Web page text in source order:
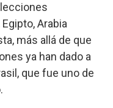
Arabia
más allá de que
ya han dado a
que fue uno de